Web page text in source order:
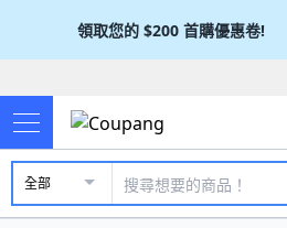
領取您的 $200 首購優惠卷!
全部